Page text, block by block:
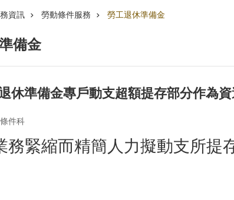
資訊 勞動條件服務 勞工退休準備金
備金
休準備金專戶動支超額提存部分作為
件科
務緊縮而精簡人力擬動支所提